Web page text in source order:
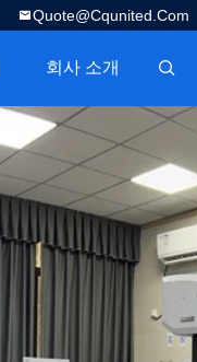
Quote@cqunited.com
회사 소개